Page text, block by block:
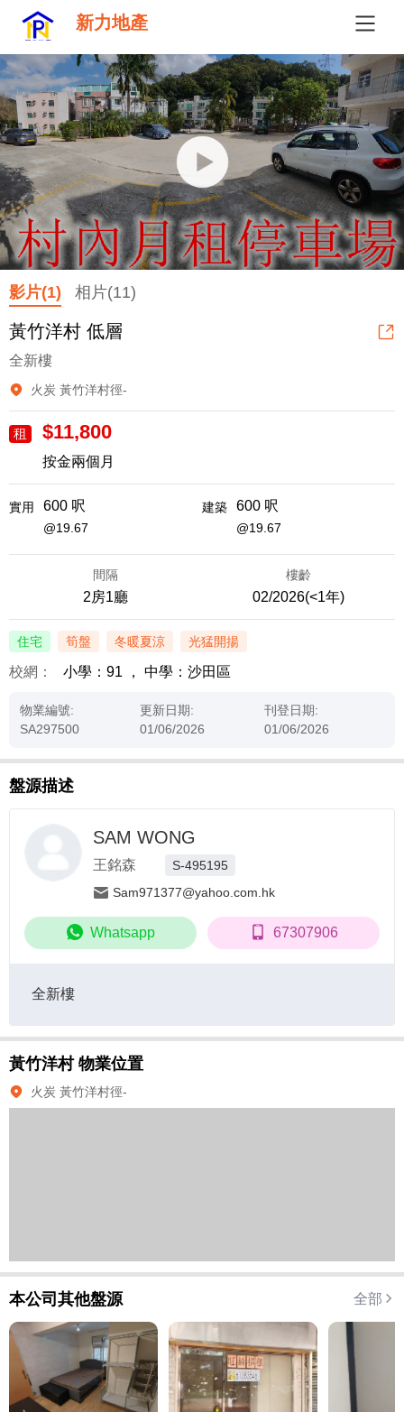
新力地產
影片(1) 相片(11)
黃竹洋村 低層
全新樓
火炭 黃竹洋村徑-
租 $11,800
按金兩個月
實用 600 呎
@19.67
建築 600 呎
@19.67
間隔
2房1廳
樓齡
02/2026(<1年)
住宅 筍盤 冬暖夏涼 光猛開揚
校網： 小學：91 ， 中學：沙田區
物業編號:
SA297500
更新日期:
01/06/2026
刊登日期:
01/06/2026
盤源描述
SAM WONG
王銘森
S-495195
Sam971377@yahoo.com.hk
Whatsapp 67307906
全新樓
黃竹洋村物業位置
火炭 黃竹洋村徑-
本公司其他盤源 全部